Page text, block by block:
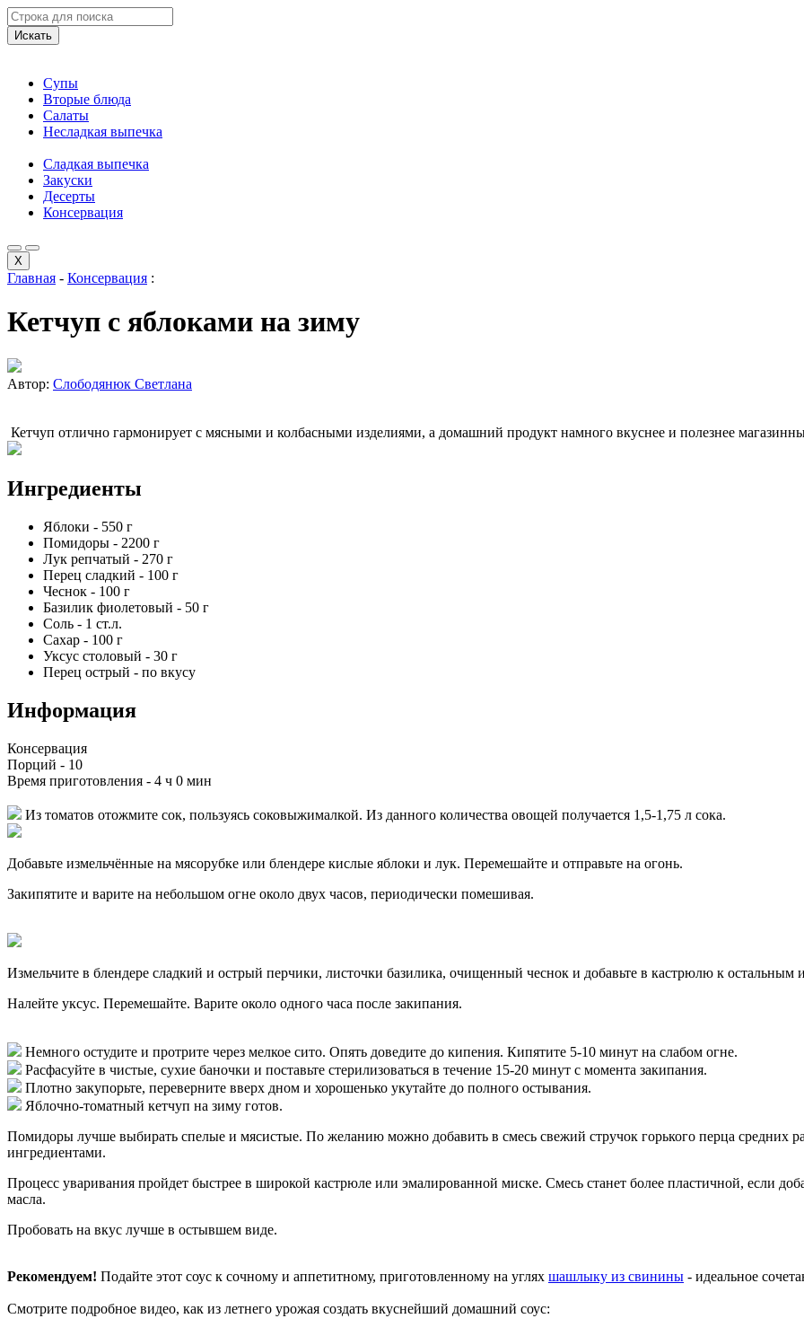
Искать
Супы
Вторые блюда
Салаты
Несладкая выпечка
Сладкая выпечка
Закуски
Десерты
Консервация
X
Главная - Консервация :
Кетчуп с яблоками на зиму
Автор: Слободянюк Светлана
Кетчуп отлично гармонирует с мясными и колбасными изделиями, а домашний продукт намного вкуснее и полезнее
Ингредиенты
Яблоки - 550 г
Помидоры - 2200 г
Лук репчатый - 270 г
Перец сладкий - 100 г
Чеснок - 100 г
Базилик фиолетовый - 50 г
Соль - 1 ст.л.
Сахар - 100 г
Уксус столовый - 30 г
Перец острый - по вкусу
Информация
Консервация
Порций - 10
Время приготовления - 4 ч 0 мин
Из томатов отожмите сок, пользуясь соковыжималкой. Из данного количества овощей получается 1,5-1,75 л сока.
Добавьте измельчённые на мясорубке или блендере кислые яблоки и лук. Перемешайте и отправьте на огонь.
Закипятите и варите на небольшом огне около двух часов, периодически помешивая.
Измельчите в блендере сладкий и острый перчики, листочки базилика, очищенный чеснок и добавьте в кастрюлю к остальным
Налейте уксус. Перемешайте. Варите около одного часа после закипания.
Немного остудите и протрите через мелкое сито. Опять доведите до кипения. Кипятите 5-10 минут на слабом огне.
Расфасуйте в чистые, сухие баночки и поставьте стерилизоваться в течение 15-20 минут с момента закипания.
Плотно закупорьте, переверните вверх дном и хорошенько укутайте до полного остывания.
Яблочно-томатный кетчуп на зиму готов.
Помидоры лучше выбирать спелые и мясистые. По желанию можно добавить в смесь свежий стручок горького перца средних
ингредиентами.
Процесс уваривания пройдет быстрее в широкой кастрюле или эмалированной миске. Смесь станет более пластичной, если
масла.
Пробовать на вкус лучше в остывшем виде.
Рекомендуем! Подайте этот соус к сочному и аппетитному, приготовленному на углях шашлыку из свинины - идеальное
Смотрите подробное видео, как из летнего урожая создать вкуснейший домашний соус: